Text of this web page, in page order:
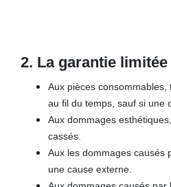
2. La garantie limitée
Aux pièces
au fil du temps, sauf si une
Aux dommages
cassés.
Aux les dommages causés
une cause externe.